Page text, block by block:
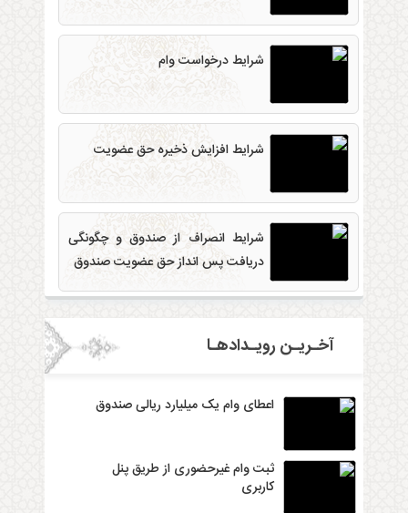
شرایط درخواست وام
شرایط افزایش ذخیره حق عضویت
شرایط انصراف از صندوق و چگونگی
دریافت پس انداز حق عضویت صندوق
آخـریـن رویـدادهـا
اعطای وام یک میلیارد ریالی صندوق
ثبت وام غیرحضوری از طریق پنل
کاربری